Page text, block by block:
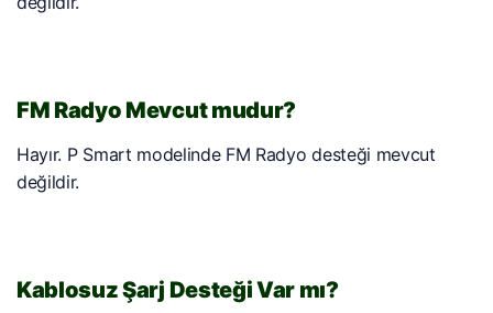
FM Radyo Mevcut mudur?
Hayır. P Smart modelinde FM Radyo desteği mevcut
değildir.
Kablosuz Şarj Desteği Var mı?